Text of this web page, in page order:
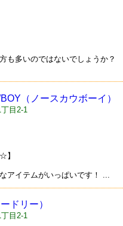
も多いのではないでしょうか？
（ノースカウボーイ）
目2-1
】
アイテムがいっぱいです！ ...
ドリー）
目2-1